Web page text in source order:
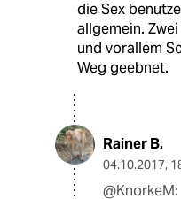
die Sex
allgemein.
und vorallem
Weg geebnet.
Rainer B.
04.10.2017,
@KnorkeM: